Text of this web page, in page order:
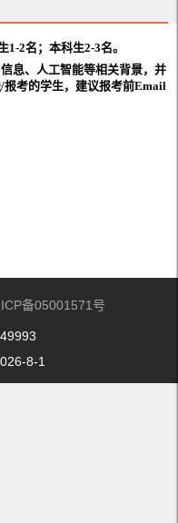
1-2名； 本科生2-3名。
息、人工智能等相关背景，并
考的学生，建议报考前Email
备05001571号
-8-1